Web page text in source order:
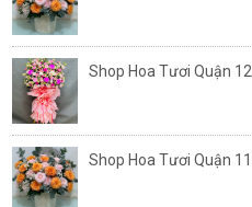
Shop Hoa Tươi Quận 12
Shop Hoa Tươi Quận 11